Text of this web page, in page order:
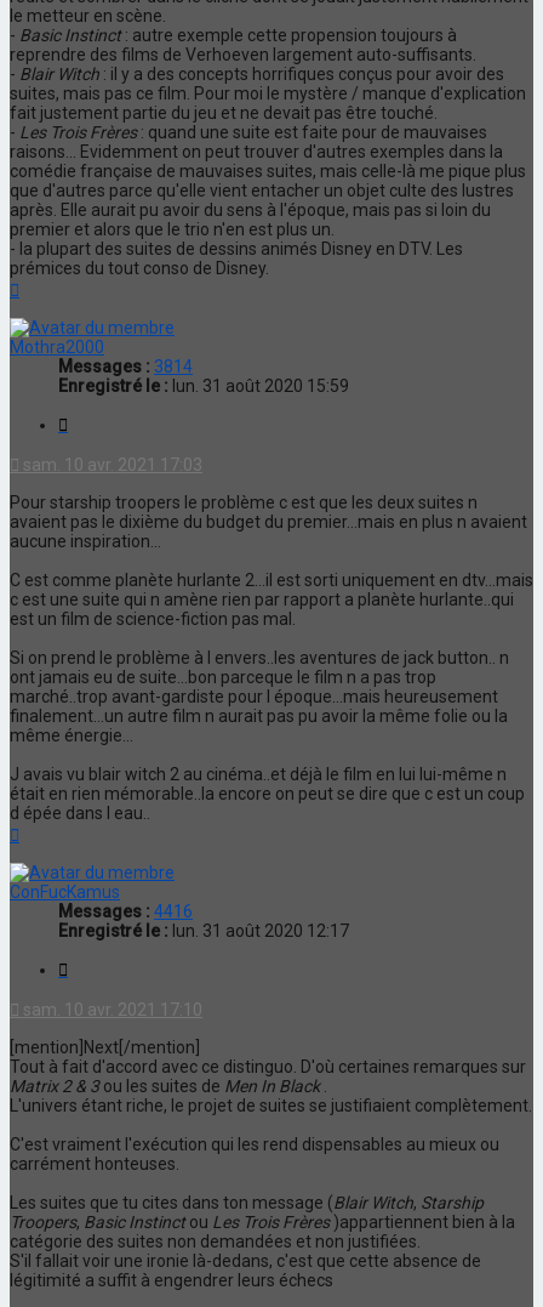
le metteur en scène.
- Basic Instinct: autre exemple cette propension toujours à
reprendre des films de Verhoeven largement auto-suffisants.
- Blair Witch : il y a des concepts horrifiques conçus pour avoir des
suites, mais pas ce film. Pour moi le mystère / manque d'explication
fait justement partie du jeu et ne devait pas être touché.
- Les Trois Frères: quand une suite est faite pour de mauvaises
raisons... Evidemment on peut trouver d'autres exemples dans la
comédie française de mauvaises suites, mais celle-là me pique plus
que d'autres parce qu'elle vient entacher un objet culte des lustres
après. Elle aurait pu avoir du sens à l'époque, mais pas si loin du
premier et alors que le trio n'en est plus un.
- la plupart des suites de dessins animés Disney en DTV. Les
prémices du tout conso de Disney.
Mothra2000
Messages : 3814
Enregistré le : lun. 31 août 2020 15:59
sam. 10 avr. 2021 17:03
Pour starship troopers le problème c est que les deux suites n
avaient pas le dixième du budget du premier...mais en plus n avaient
aucune inspiration...
C est comme planète hurlante 2...il est sorti uniquement en dtv...mais
c est une suite qui n amène rien par rapport a planète hurlante..qui
est un film de science-fiction pas mal.
Si on prend le problème à l envers..les aventures de jack button.. n
ont jamais eu de suite...bon parceque le film n a pas trop
marché..trop avant-gardiste pour l époque...mais heureusement
finalement...un autre film n aurait pas pu avoir la même folie ou la
même énergie...
J avais vu blair witch 2 au cinéma..et déjà le film en lui lui-même n
était en rien mémorable..la encore on peut se dire que c est un coup
d épée dans l eau..
ConFucKamus
Messages : 4416
Enregistré le : lun. 31 août 2020 12:17
sam. 10 avr. 2021 17:10
[mention]Next[/mention]
Tout à fait d'accord avec ce distinguo. D'où certaines remarques sur
Matrix 2 & 3ou les suites de Men In Black.
L'univers étant riche, le projet de suites se justifiaient complètement.
C'est vraiment l'exécution qui les rend dispensables au mieux ou
carrément honteuses.
Les suites que tu cites dans ton message (Blair Witch, Starship
Troopers, Basic Instinctou Les Trois Frères)appartiennent bien à la
catégorie des suites non demandées et non justifiées.
S'il fallait voir une ironie là-dedans, c'est que cette absence de
légitimité a suffit à engendrer leurs échecs